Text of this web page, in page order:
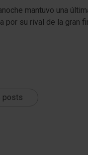
mantuvo una
por su rival de la
posts